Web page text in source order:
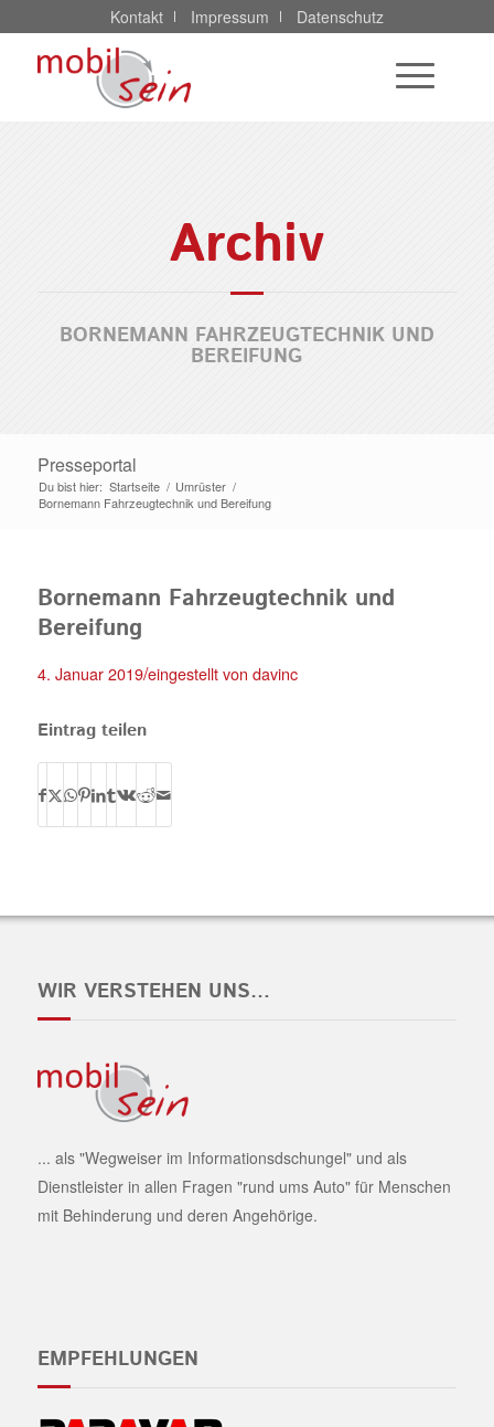
Kontakt Impressum Datenschutz
Archiv
BORNEMANN FAHRZEUGTECHNIK UND
BEREIFUNG
Presseportal
Du bist hier: Startseite / Umrüster /
Bornemann Fahrzeugtechnik und Bereifung
Bornemann Fahrzeugtechnik und
Bereifung
4. Januar 2019/eingestellt von davinc
Eintrag teilen
WIR VERSTEHEN UNS…
... als "Wegweiser im Informationsdschungel" und als
Dienstleister in allen Fragen "rund ums Auto" für Menschen
mit Behinderung und deren Angehörige.
EMPFEHLUNGEN